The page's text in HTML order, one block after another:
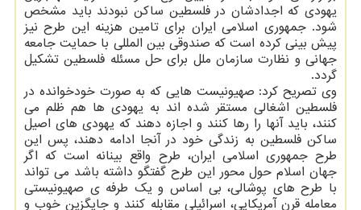
یهودی كه اجدادشان در فلسطین ساكن نبودند باید مشخص
شود. جمهوری اسلامی ایران برای تامین هزینه این طرح نیز
پیش بینی كرده است كه صندوقی بین المللی با حمایت جامعه
جهانی و نظارت سازمان ملل برای حل مسئله فلسطین تشكیل
گردد.
وی تصریح كرد: صهیونیست هایی كه به صورت خودخوانده در
فلسطین اشغالی مستقر شده اند به یهودی ها هم ظلم می
كنند، باید آنها را رها كنند و اجازه دهند كه یهودی های اصیل
ساكن فلسطین به زندگی خود در آنجا ادامه دهند، پس این
طرح جمهوری اسلامی ایران، طرح واقع بینانه است كه اگر
جهان اسلام حول محور این طرح گفتگو داشته باشد می تواند
با طرح های پوشالی، بی اساس و یك طرفه ی صهیونیستی
معامله قرن آمریكایی، اسرائیلی مقابله كنند و جایگزین خوب و